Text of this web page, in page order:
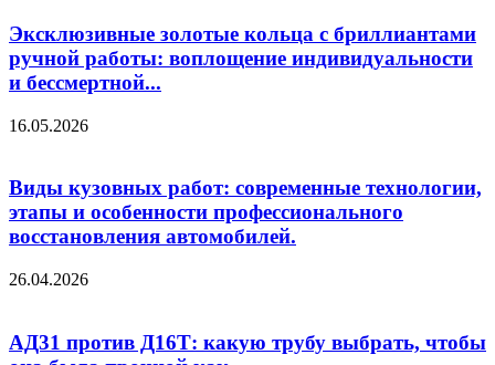
Эксклюзивные золотые кольца с бриллиантами
ручной работы: воплощение индивидуальности
и бессмертной...
16.05.2026
Виды кузовных работ: современные технологии,
этапы и особенности профессионального
восстановления автомобилей.
26.04.2026
АД31 против Д16Т: какую трубу выбрать, чтобы